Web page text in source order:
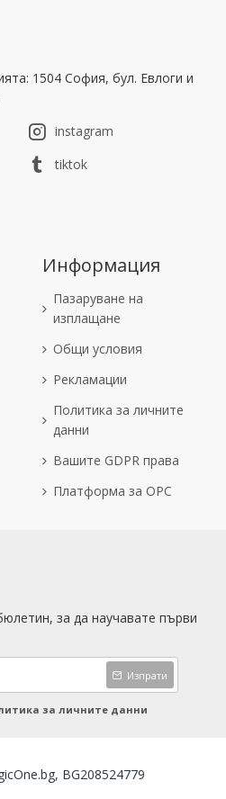
1504 София, бул. Евлоги и
instagram
tiktok
Информация
Пазаруване на
изплащане
Общи условия
Рекламации
Политика за личните
данни
Вашите GDPR права
Платформа за OPC
за да научавате първи
Изпрати
за личните данни
BG208524779